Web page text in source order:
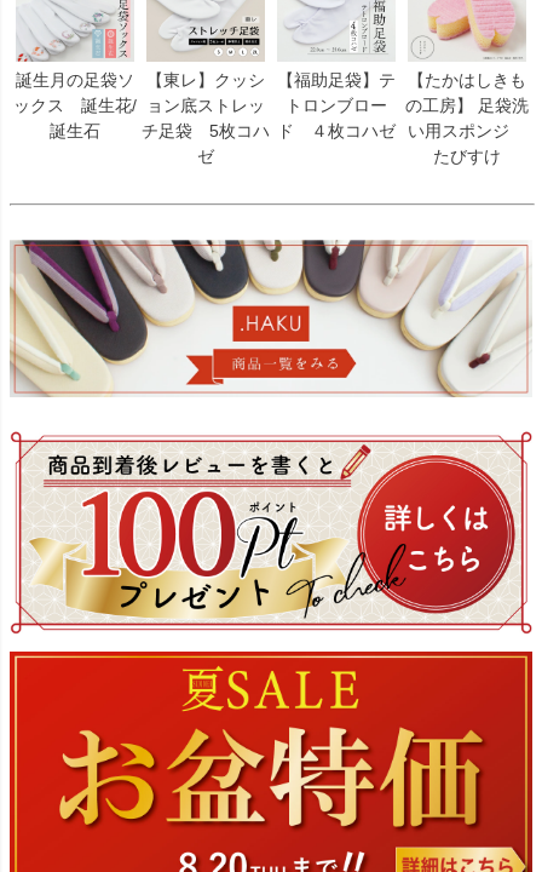
誕生月の足袋ソ
ックス 誕生花/
誕生石
【東レ】クッシ
ョン底ストレッ
チ足袋 5枚コハ
ゼ
【福助足袋】テ
トロンブロー
ド ４枚コハゼ
【たかはしきも
の工房】 足袋洗
い用スポンジ
たびすけ